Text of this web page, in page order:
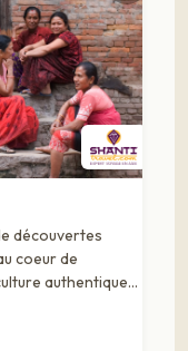
découvertes
coeur de
authentique
villes...